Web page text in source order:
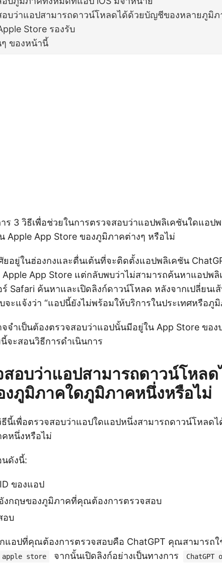
อบว่าแอปสามารถดาวน์โหลดได้ด้วยบัญชีของหลายภูมิภ
Store รองรับ
ๆ ของหน้านี้
ร 3 วิธีเพื่อช่วยในการตรวจสอบว่าแอปพลิเคชันใดแอป
Apple App Store ของภูมิภาคต่างๆ หรือไม่
อยู่ในฮ่องกงและตื่นเต้นที่จะติดตั้งแอปพลิเคชัน
App Store แต่กลับพบว่าไม่สามารถค้นหาแอปพ
Safari ค้นหาและเปิดลิงก์ดาวน์โหลด หลังจากเปลี่ยนเ
จะแจ้งว่า “แอปนี้ยังไม่พร้อมให้บริการในประเทศหรือภู
จำเป็นต้องตรวจสอบว่าแอปนั้นมีอยู่ใน App Store ของ
จะสอนวิธีการดำเนินการ
สอบว่าแอปสามารถดาวน์โหล
งภูมิภาคใดภูมิภาคหนึ่งหรือไม่
นี้เพื่อตรวจสอบว่าแอปใดแอปหนึ่งสามารถดาวน์โหลด
หนึ่งหรือไม่
ดังนี้:
ของแอป
งกฤษของภูมิภาคที่คุณต้องการตรวจสอบ
อบ
แอปที่คุณต้องการตรวจสอบคือ ChatGPT คุณสามารถใ
apple store จากนั้นเปิดลิงก์อย่างเป็นทางการ